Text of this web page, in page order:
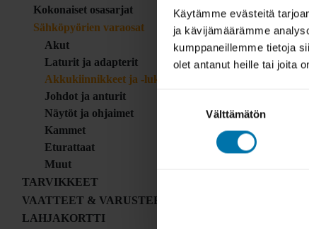
Käytämme evästeitä
ja kävijämäärämme
kumppaneillemme tietoja
olet antanut heille tai joita
Välttämätön
Kokonaiset osasarjat
Sähköpyörien varaosat
Akut
Laturit ja adapterit
Akkukiinnikkeet ja -lukot
Johdot ja anturit
Näytöt ja ohjaimet
Kammet
Eturattaat
Muut
TARVIKKEET
VAATTEET & VARUSTEET
LAHJAKORTTI